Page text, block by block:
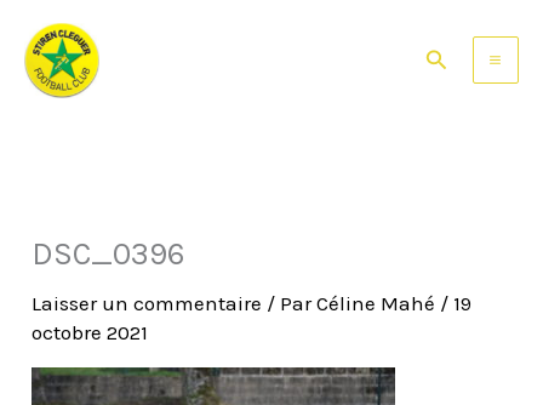
contenu
Rechercher
DSC_0396
Laisser un commentaire / ParCéline Mahé / 19
octobre 2021